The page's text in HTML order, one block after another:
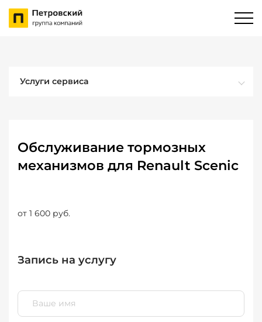
Услуги сервиса
Обслуживание тормозных
механизмов для Renault Scenic
от 1 600 руб.
Запись на услугу